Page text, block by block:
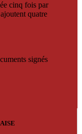
cinq fois par
quatre
signés